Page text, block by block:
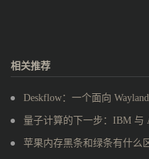
相关推荐
Deskflow：一个面向
量子计算的下一步：IBM 与
苹果内存黑条和绿条有什么